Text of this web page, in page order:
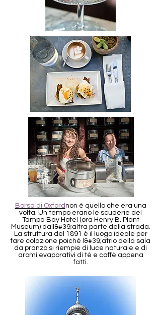
Borsa di Oxfordnon è quello che era una
volta. Un tempo erano le scuderie del
Tampa Bay Hotel (ora Henry B. Plant
Museum) dall&#39;altra parte della strada.
La struttura del 1891 è il luogo ideale per
fare colazione poiché l&#39;atrio della sala
da pranzo si riempie di luce naturale e di
aromi evaporativi di tè e caffè appena
fatti.